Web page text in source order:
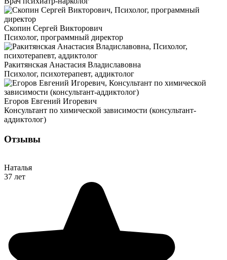
Скопин Сергей Викторович
Психолог, программный директор
Ракитянская Анастасия Владиславовна
Психолог, психотерапевт, аддиктолог
Егоров Евгений Игоревич
Консультант по химической зависимости (консультант-
аддиктолог)
Отзывы
Наталья
37 лет